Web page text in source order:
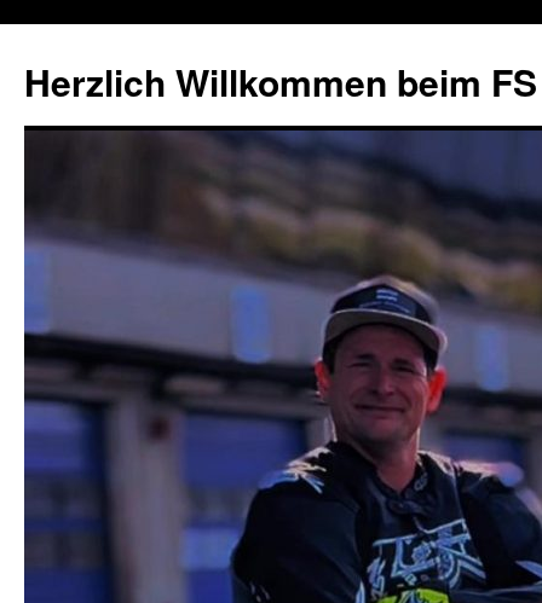
Herzlich Willkommen beim